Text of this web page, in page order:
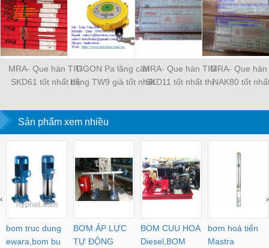
MRA- Que hàn TIG
SKD61 tốt nhất thị
TIGON Pa lăng cân
bằng TW9 giá tốt nhất
MRA- Que hàn TIG
SKD11 tốt nhất thị
MRA- Que hàn
NAK80 tốt
Sản phẩm xem nhiều
bom truc dung
ewara,bom bu
BƠM ÁP LỰC
TỰ ĐỘNG
BOM CUU HOA
Diesel,BOM
bơm hoả tiển
Mastra
‹ ›